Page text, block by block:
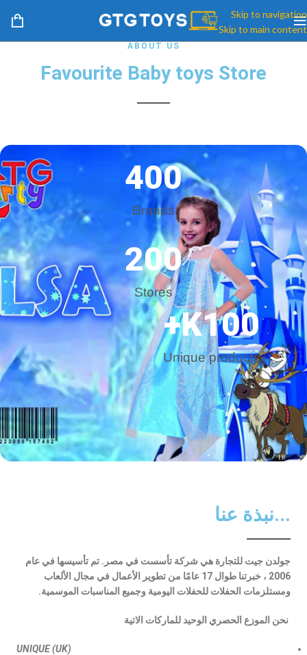
Skip to navigation
Skip to main content
ABOUT US
Favourite Baby toys Store
Brands
400
Stores
200
Unique products
100
K+
...نبذة عنا
جولدن جيت للتجارة هي شركة تأسست في مصر. تم تأسيسها في عام
2006 ، خبرتنا طوال 17 عامًا من تطوير الأعمال في مجال الألعاب
ومستلزمات الحفلات للحفلات اليومية وجميع المناسبات الموسمية.
نحن الموزع الحصري الوحيد للماركات الاتية
UNIQUE (UK)